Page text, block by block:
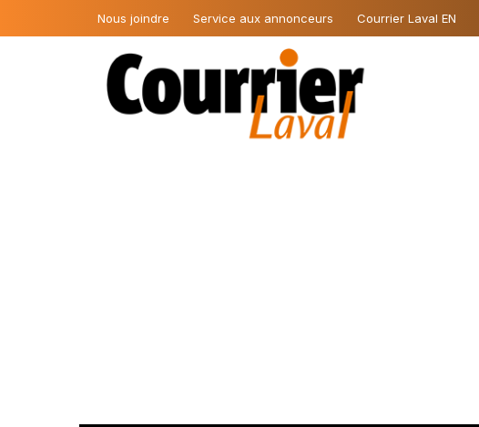
Nous joindre Service aux annonceurs Courrier Laval EN